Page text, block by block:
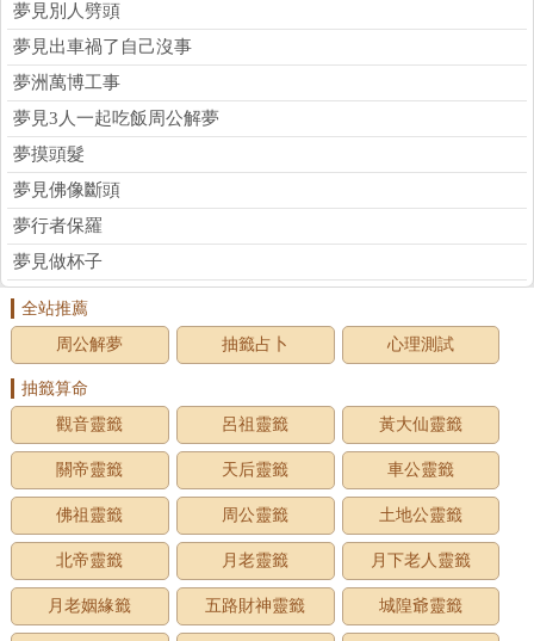
夢見別人劈頭
夢見出車禍了自己沒事
夢洲萬博工事
夢見3人一起吃飯周公解夢
夢摸頭髮
夢見佛像斷頭
夢行者保羅
夢見做杯子
全站推薦
周公解夢
抽籤占卜 心理測試
抽籤算命
觀音靈籤
呂祖靈籤 黃大仙靈籤
關帝靈籤 天后靈籤 車公靈籤
佛祖靈籤 周公靈籤 土地公靈籤
北帝靈籤 月老靈籤 月下老人靈籤
月老姻緣籤 五路財神靈籤 城隍爺靈籤